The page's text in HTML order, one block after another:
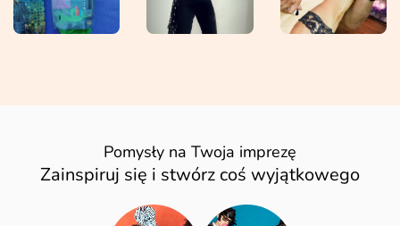
Pomysły na Twoja imprezę
Zainspiruj się i stwórz coś wyjątkowego